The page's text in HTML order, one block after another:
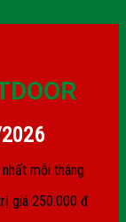
mỗi tháng
giá 250.000 đ